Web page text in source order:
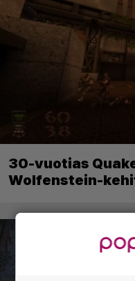
30-vuotias
Wolfenstein-